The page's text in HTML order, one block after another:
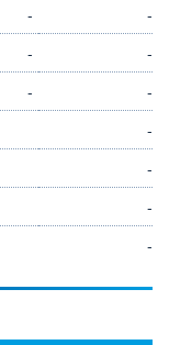
-
-
-
-
-
-
-
-
-
-